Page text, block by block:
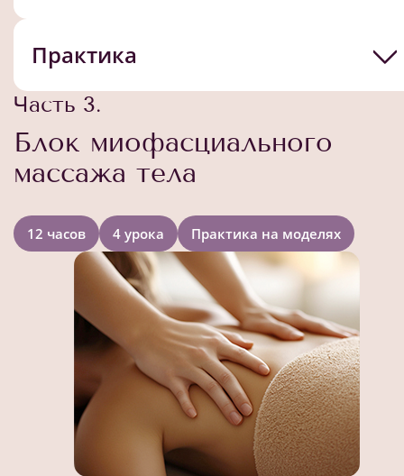
Практика
Часть 3.
Блок миофасциального
массажа тела
12 часов 4 урока Практика на моделях